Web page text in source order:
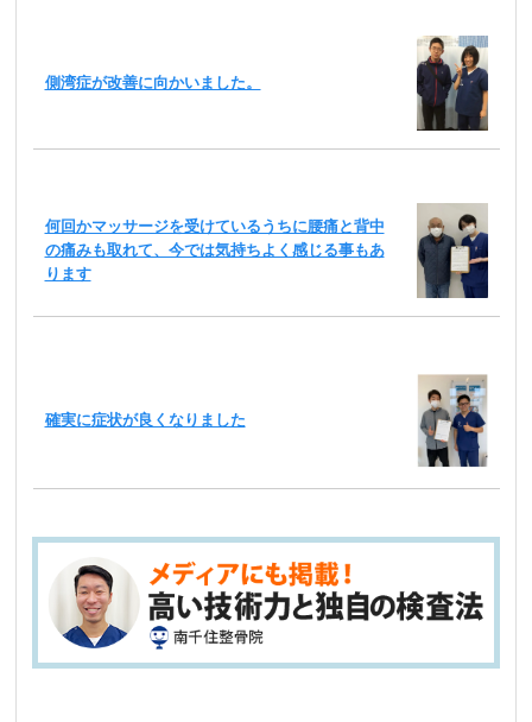
側湾症が改善に向かいました。
何回かマッサージを受けているうちに腰痛と背中
の痛みも取れて、今では気持ちよく感じる事もあ
ります
確実に症状が良くなりました